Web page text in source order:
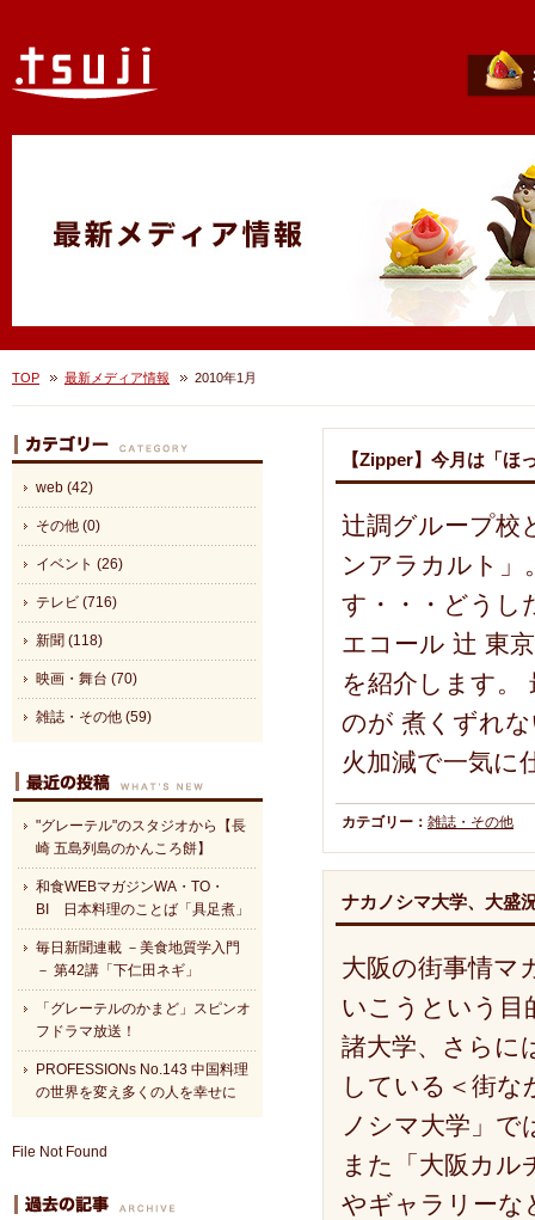
TOP 最新メディア情報 2010年1月
【Zipper】今月は「ほ
辻調グループ校
ンアラカルト」
す・・・どうし
エコール 辻 東
を紹介します。
のが 煮くずれ
火加減で一気に
カテゴリー： 雑誌・その他
ナカノシマ大学、大盛
大阪の街事情マ
いこうという目
諸大学、さらに
している＜街な
ノシマ大学」で
また「大阪カ
やギャラリーな
web (42)
その他 (0)
イベント (26)
テレビ (716)
新聞 (118)
映画・舞台 (70)
雑誌・その他 (59)
"グレーテル"のスタジオから【長
崎 五島列島のかんころ餅】
和食WEBマガジンWA・TO・
BI 日本料理のことば「具足煮」
毎日新聞連載 －美食地質学入門
－ 第42講「下仁田ネギ」
「グレーテルのかまど」スピンオ
フドラマ放送！
PROFESSIONs No.143 中国料理
の世界を変え多くの人を幸せに
File Not Found